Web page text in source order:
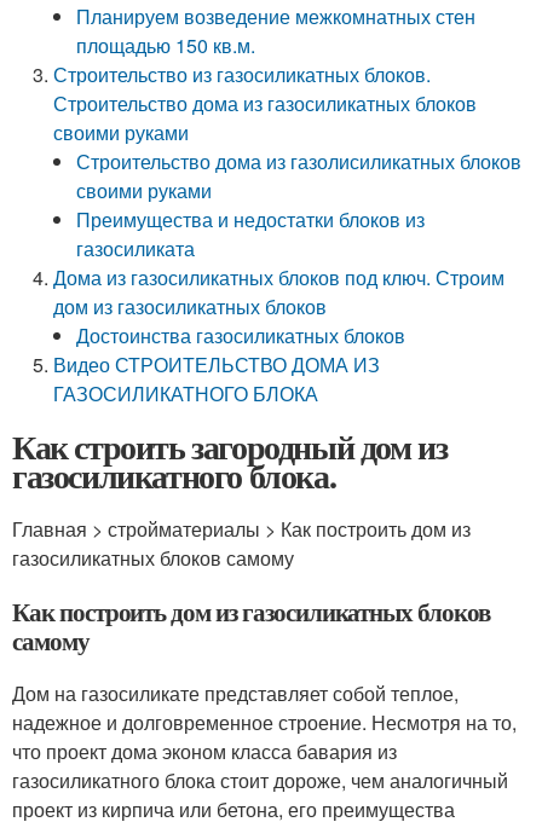
Планируем возведение межкомнатных стен
площадью 150 кв.м.
Строительство из газосиликатных блоков.
Строительство дома из газосиликатных блоков
своими руками
Строительство дома из газолисиликатных блоков
своими руками
Преимущества и недостатки блоков из
газосиликата
Дома из газосиликатных блоков под ключ. Строим
дом из газосиликатных блоков
Достоинства газосиликатных блоков
Видео СТРОИТЕЛЬСТВО ДОМА ИЗ
ГАЗОСИЛИКАТНОГО БЛОКА
Как строить загородный дом из
газосиликатного блока.
Главная > стройматериалы > Как построить дом из
газосиликатных блоков самому
Как построить дом из газосиликатных блоков
самому
Дом на газосиликате представляет собой теплое,
надежное и долговременное строение. Несмотря на то,
что проект дома эконом класса бавария из
газосиликатного блока стоит дороже, чем аналогичный
проект из кирпича или бетона, его преимущества